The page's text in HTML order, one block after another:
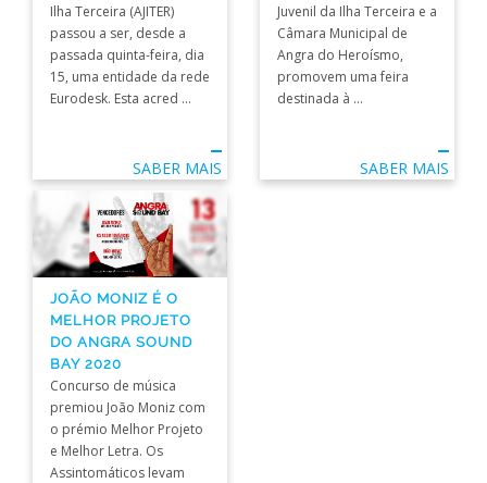
Ilha Terceira (AJITER)
passou a ser, desde a
passada quinta-feira, dia
15, uma entidade da rede
Eurodesk. Esta acred ...
SABER MAIS
Juvenil da Ilha Terceira e a
Câmara Municipal de
Angra do Heroísmo,
promovem uma feira
destinada à ...
SABER MAIS
JOÃO MONIZ É O
MELHOR PROJETO
DO ANGRA SOUND
BAY 2020
Concurso de música
premiou João Moniz com
o prémio Melhor Projeto
e Melhor Letra. Os
Assintomáticos levam